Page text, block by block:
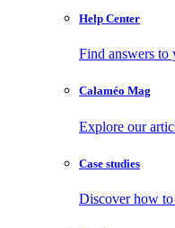
Help Center
Find answers to
Calaméo Mag
Explore our
Case studies
Discover how